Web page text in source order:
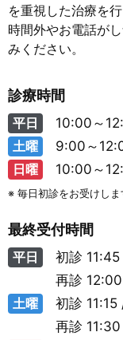
を重視した治療を行
時間外やお電話がし
みください。
診療時間
平日
10:00～
土曜
9:00～
日曜
10:00～
※ 毎日初診をお受けしま
最終受付時間
平日 初診
再診
土曜
初診
再診